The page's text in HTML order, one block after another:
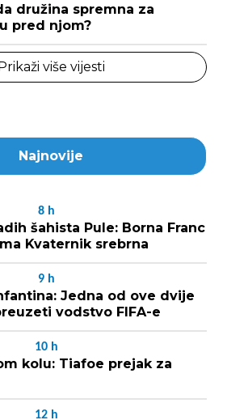
družina spremna za
pred njom?
više vijesti
Najnovije
8 h
šahista Pule: Borna Franc
Kvaternik srebrna
9 h
Jedna od ove dvije
vodstvo FIFA-e
10 h
kolu: Tiafoe prejak za
12 h